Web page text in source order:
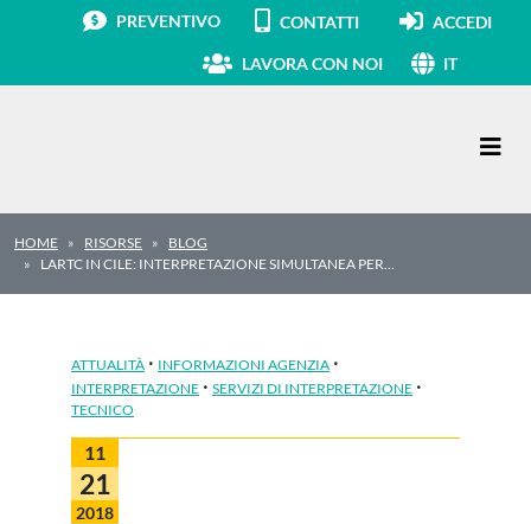
PREVENTIVO CONTATTI ACCEDI
LAVORA CON NOI IT
HOME RISORSE
BLOG
LARTC IN CILE: INTERPRETAZIONE SIMULTANEA PER…
ATTUALITÀ · INFORMAZIONI AGENZIA ·
INTERPRETAZIONE · SERVIZI DI INTERPRETAZIONE ·
TECNICO
11
21
2018